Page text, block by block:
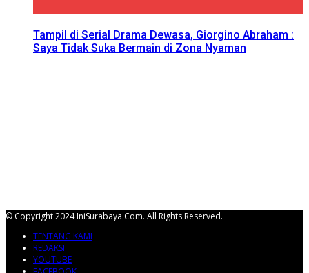
Tampil di Serial Drama Dewasa, Giorgino Abraham :
Saya Tidak Suka Bermain di Zona Nyaman
© Copyright 2024 IniSurabaya.com. All Rights Reserved.
TENTANG KAMI
REDAKSI
YOUTUBE